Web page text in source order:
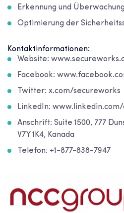
Erkennung und
Optimierung der
Kontaktinformationen:
Website:
Facebook:
Twitter: x.com/secureworks
LinkedIn:
Anschrift: Suite 1500, 777
V7Y 1K4, Kanada
Telefon: +1-877-838-7947